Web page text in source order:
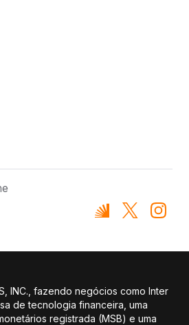
INC., fazendo negócios como Inter
de tecnologia financeira, uma
registrada (MSB) e uma